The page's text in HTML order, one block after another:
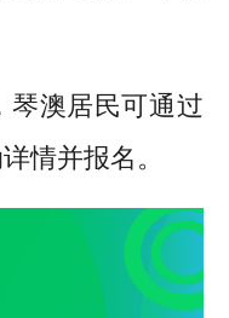
琴澳居民可通过
情并报名。